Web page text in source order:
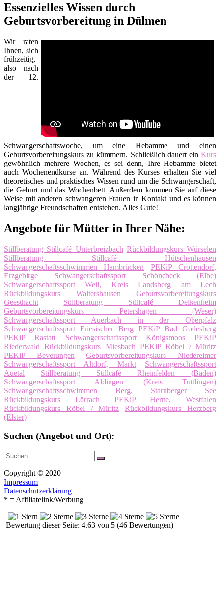
Essenzielles Wissen durch
Geburtsvorbereitung in Dülmen
Wir raten
Ihnen, sich
frühzeitig,
also nach
der 12.
Schwangerschaftswoche, um eine Hebamme und einen
Geburtsvorbereitungskurs zu kümmern. Schließlich dauert ein Kurs
gewöhnlich mehrere Wochen, es sei denn, Ihre Hebamme bietet
auch Wochenendkurse an. Während des Kurses erhalten Sie viel
theoretisches und praktisches Wissen rund um die Schwangerschaft,
die Geburt und das Wochenbett. Außerdem kommen Sie auf diese
Weise mit anderen schwangeren Frauen in Kontakt und es können
langjährige Freundschaften entstehen. Alles Gute!
Angebote für Mütter in Ihrer Nähe:
Stillberatung Stillcafé Unterbreizbach Rückbildungskurs Würselen
Stillberatung Stillcafé Hütschenhausen
Schwangerschaftsschwimmen Hambrücken
PEKiP Crottendorf,
Erzgebirge
Schwangerschaftssport Schönebeck (Elbe)
Schwangerschaftssport Weil, Kreis Landsberg am Lech
Rückbildungskurs Waltershausen
Geburtsvorbereitungskurs
Geesthacht
Stillberatung Stillcafé Delkenheim
Geburtsvorbereitungskurs Petershagen (Weser)
Schwangerschaftssport Auerbach in der Oberpfalz
Schwangerschaftssport Friesischer Berg
PEKiP Bad Godesberg
PEKiP Rastatt
Schwangerschaftssport Königsmoos
PEKiP
Riederwald
Rückbildungskurs Miesbach PEKiP Röbel / Müritz
PEKiP Beverungen
Geburtsvorbereitungskurs Niedereimer
Schwangerschaftssport Altdorf, Markt
Schwangerschaftssport
Auetal
Stillberatung Stillcafé Rheinfelden (Baden)
Schwangerschaftssport Aldingen (Kreis Tuttlingen)
Schwangerschaftsschwimmen Berg, Starnberger See
Rückbildungskurs Lörrach
PEKiP Herne, Westfalen
Rückbildungskurs Röbel / Müritz
Rückbildungskurs Herzberg
(Elster)
Suchen (Angebot und Ort):
Suche
nach:
Suchen
Copyright © 2020
Impressum
Datenschutzerklärung
* = Affiliatelink/Werbung
Bewertung dieser Seite: 4.63 von 5 (46 Bewertungen)